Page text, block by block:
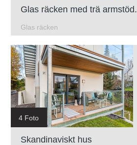
Glas räcken med trä armstöd.
Glas räcken
4 Foto
Skandinaviskt hus